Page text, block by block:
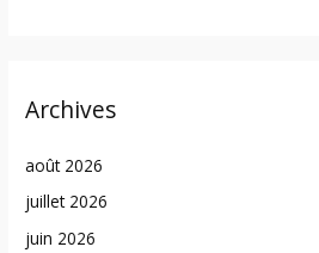
Archives
août 2026
juillet 2026
juin 2026